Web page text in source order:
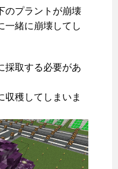
のプラントが崩壊
一緒に崩壊してし
採取する必要があ
収穫してしまいま